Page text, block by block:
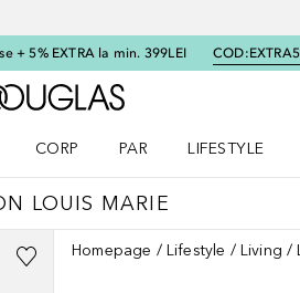
+ 5% EXTRA la min. 399LEI COD:
Către pagina principală
CORP
PAR
LIFESTYLE
LOUIS MARIE
Homepage Lifestyle Living